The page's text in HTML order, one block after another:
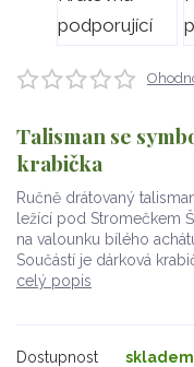
Talisman se
krabička
Ručně drátovaný
ležící pod Stromečkem
na valounku bílého
Součástí je dárková
celý popis
Dostupnost skladem